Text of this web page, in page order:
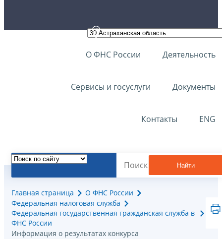
О ФНС России Деятельность
Сервисы и госуслуги Документы
Контакты ENG
Найти
Главная страница
О ФНС России
Федеральная налоговая служба
Федеральная государственная гражданская служба в
ФНС России
Информация о результатах конкурса